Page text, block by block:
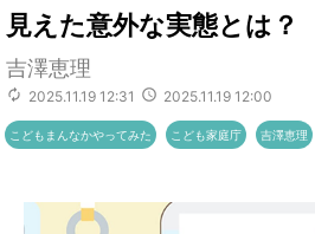
見えた意外な実態とは？
吉澤恵理
2025.11.19 12:31 2025.11.19 12:00
こどもまんなかやってみた こども家庭庁 吉澤恵理